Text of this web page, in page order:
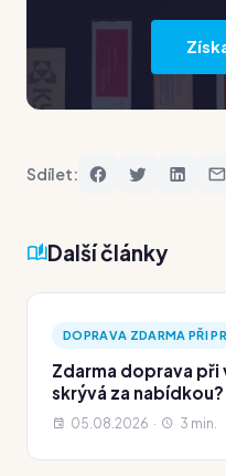
Sdílet:
Další články
DOPRAVA ZDARMA PŘI
Zdarma doprava při
skrývá za nabídkou?
05.08.2026 · 3 min.